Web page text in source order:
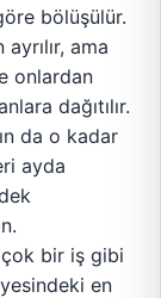
bölüşülür.
ama
onlardan
dağıtılır.
da o kadar
ayda
çok bir iş gibi
en